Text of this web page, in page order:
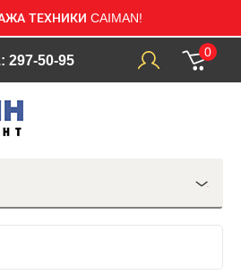
ТЕХНИКИ CAIMAN!
297-50-95
0